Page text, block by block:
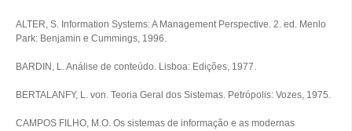
ALTER, S. Information Systems: A Management Perspective. 2. ed. Menlo
Park: Benjamin e Cummings, 1996.
BARDIN, L. Análise de conteúdo. Lisboa: Edições, 1977.
BERTALANFY, L. von. Teoria Geral dos Sistemas. Petrópolis: Vozes, 1975.
CAMPOS FILHO, M.O. Os sistemas de informação e as modernas